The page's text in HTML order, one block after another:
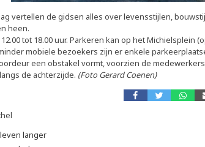
vertellen de gidsen alles over levensstijlen,
heen.
tot 18.00 uur. Parkeren kan op het Michielsplein
mobiele bezoekers zijn er enkele
een obstakel vormt, voorzien de
de achterzijde. (Foto Gerard Coenen)
langer